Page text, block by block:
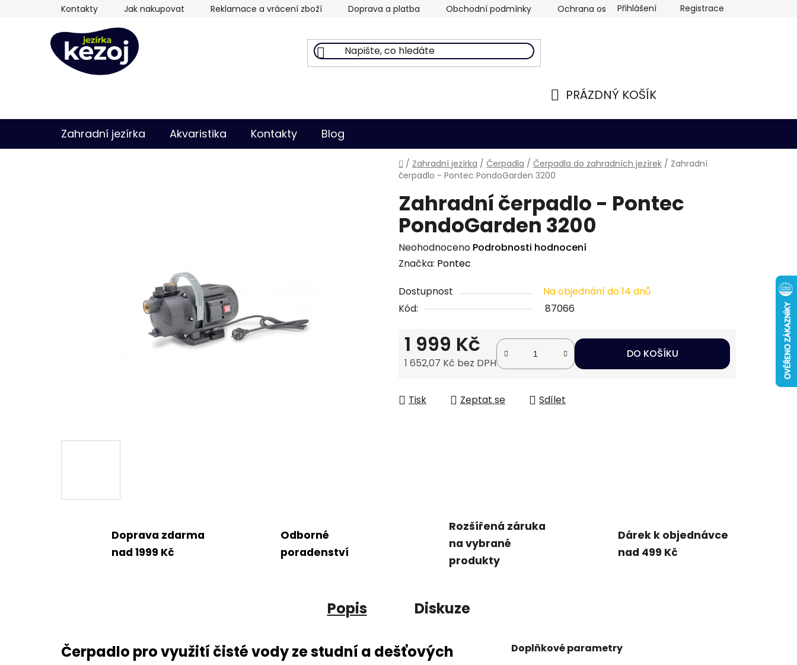
Kontakty Jak nakupovat Reklamace a vrácení zboží Doprava a platba Obchodní podmínky Ochrana osobních údajů
Přihlášení Registrace
PRÁZDNÝ KOŠÍK
Zahradní jezírka Akvaristika Kontakty Blog
Domů
/ Zahradní jezírka / Čerpadla / Čerpadla do zahradních jezírek / Zahradní
čerpadlo - Pontec PondoGarden 3200
Zahradní čerpadlo - Pontec
PondoGarden 3200
Průměrné
hodnocení
je
0,0
hvězdiček.
Neohodnoceno Podrobnosti hodnocení
Značka: Pontec
Dostupnost
Na objednání do 14 dnů
Kód:
87066
1 999 Kč
1 652,07 Kč bez DPH
DO KOŠÍKU
Tisk Zeptat se Sdílet
Doprava zdarma
nad 1999 Kč
Odborné
poradenství
Rozšířená záruka
na vybrané
produkty
Dárek k objednávce
nad 499 Kč
Popis Diskuze
Čerpadlo pro využití čisté vody ze studní a dešťových
Doplňkové parametry